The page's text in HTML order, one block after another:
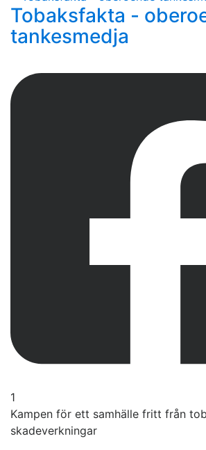
Tobaksfakta -
tankesmedja
1
Kampen för ett samhälle fritt från
skadeverkningar